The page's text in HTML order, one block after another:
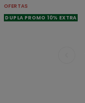
OFERTAS
DUPLA PROMO 10% EXTRA